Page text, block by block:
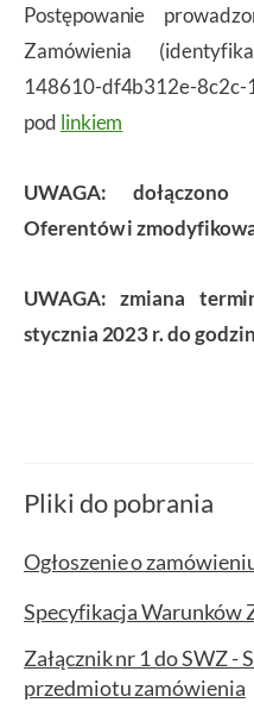
Postępowanie
Zamówienia
148610-df4b312e-
pod linkiem
UWAGA:
Oferentów i
UWAGA: zmiana
stycznia 2023 r. do
Pliki do pobrania
Ogłoszenie o
Specyfikacja Warunków
Załącznik nr 1 do SWZ -
przedmiotu zamówienia